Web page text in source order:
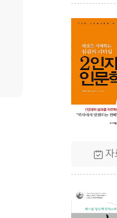
자